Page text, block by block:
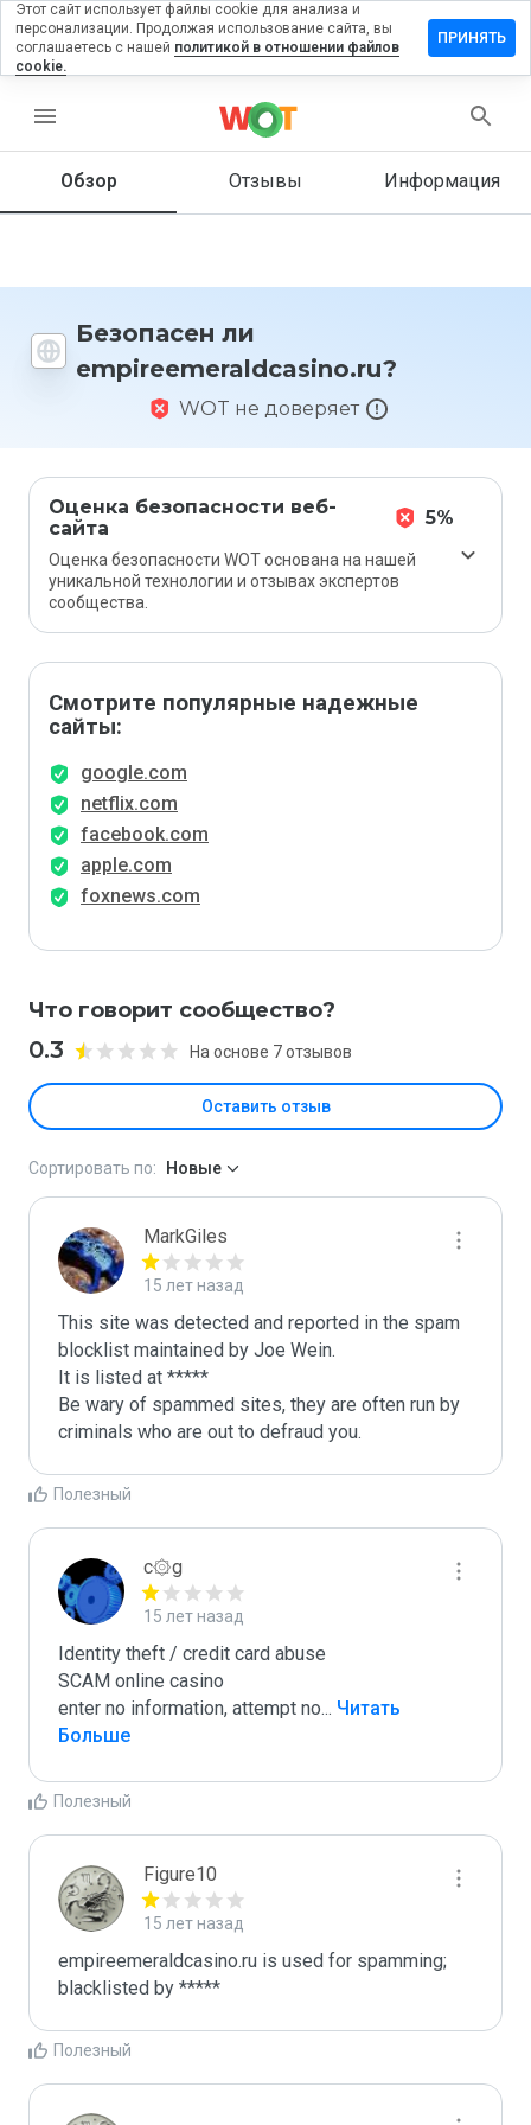
menu
Обзор Отзывы Информация
Безопасен ли
empireemeraldcasino.ru?
WOT не доверяет
Оценка безопасности веб-
сайта
5%
Оценка безопасности WOT основана на нашей
уникальной технологии и отзывах экспертов
сообщества.
Смотрите популярные надежные
сайты:
google.com
netflix.com
facebook.com
apple.com
foxnews.com
Что говорит сообщество?
0.3 На основе 7 отзывов
Оставить отзыв
отзыв на
вы
сайт от
Сортировать по: Новые
MarkGiles
15 лет назад
This site was detected and reported in the spam
blocklist maintained by Joe Wein.
It is listed at *****
Be wary of spammed sites, they are often run by
criminals who are out to defraud you.
Полезный
c۞g
15 лет назад
Identity theft / credit card abuse
SCAM online casino
enter no information, attempt no... Читать
Больше
Полезный
Figure10
15 лет назад
empireemeraldcasino.ru is used for spamming;
blacklisted by *****
Полезный
Этот сайт использует файлы cookie для анализа и
персонализации. Продолжая использование сайта, вы
соглашаетесь с нашей политикой в отношении файлов
cookie.
ПРИНЯТЬ